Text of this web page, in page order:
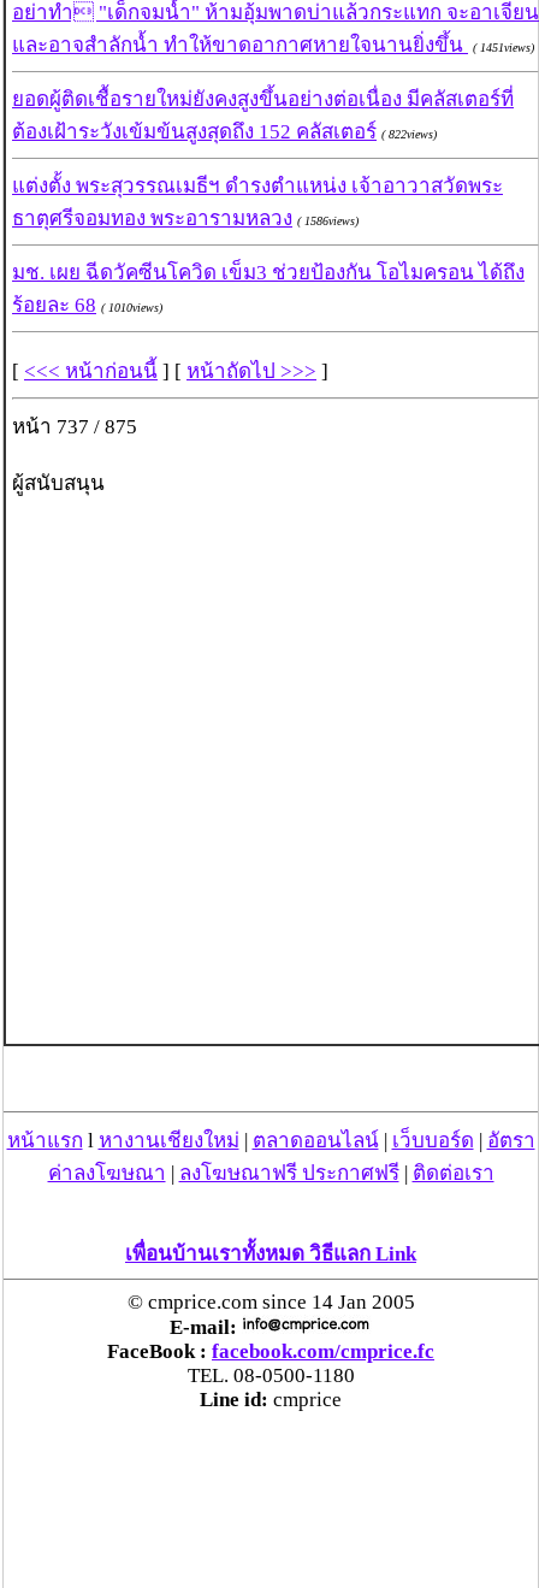
อย่าทำ "เด็กจมน้ำ" ห้ามอุ้มพาดบ่าแล้วกระแทก จะอาเจียน
และอาจสำลักน้ำ ทำให้ขาดอากาศหายใจนานยิ่งขึ้น
( 1451views)
ยอดผู้ติดเชื้อรายใหม่ยังคงสูงขึ้นอย่างต่อเนื่อง มีคลัสเตอร์ที่
ต้องเฝ้าระวังเข้มข้นสูงสุดถึง 152 คลัสเตอร์ ( 822views)
แต่งตั้ง พระสุวรรณเมธีฯ ดำรงตำแหน่ง เจ้าอาวาสวัดพระ
ธาตุศรีจอมทอง พระอารามหลวง ( 1586views)
มช. เผย ฉีดวัคซีนโควิด เข็ม3 ช่วยป้องกัน โอไมครอน ได้ถึง
ร้อยละ 68 ( 1010views)
[ <<< หน้าก่อนนี้ ] [ หน้าถัดไป >>> ]
หน้า 737 / 875
ผู้สนับสนุน
หน้าแรก l หางานเชียงใหม่ | ตลาดออนไลน์| เว็บบอร์ด | อัตรา
ค่าลงโฆษณา | ลงโฆษณาฟรี ประกาศฟรี| ติดต่อเรา
เพื่อนบ้านเราทั้งหมด วิธีแลก Link
© cmprice.com since 14 Jan 2005
E-mail:
FaceBook : facebook.com/cmprice.fc
TEL. 08-0500-1180
Line id: cmprice